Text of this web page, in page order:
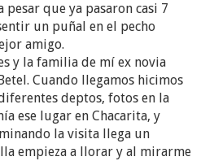
pesar que ya pasaron casi 7
un puñal en el pecho
amigo.
y la familia de mí ex novia
Cuando llegamos hicimos
deptos, fotos en la
ese lugar en Chacarita, y
la visita llega un
empieza a llorar y al mirarme